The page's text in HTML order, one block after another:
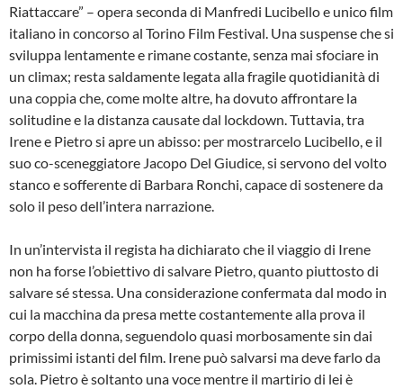
RIATTACCARE”
DI
MANFREDI
LUCIBELLO
Riattaccare” – opera seconda di Manfredi Lucibello e unico film
italiano in concorso al Torino Film Festival. Una suspense che si
sviluppa lentamente e rimane costante, senza mai sfociare in
un climax; resta saldamente legata alla fragile quotidianità di
una coppia che, come molte altre, ha dovuto affrontare la
solitudine e la distanza causate dal lockdown. Tuttavia, tra
Irene e Pietro si apre un abisso: per mostrarcelo Lucibello, e il
suo co-sceneggiatore Jacopo Del Giudice, si servono del volto
stanco e sofferente di Barbara Ronchi, capace di sostenere da
solo il peso dell’intera narrazione.
In un’intervista il regista ha dichiarato che il viaggio di Irene
non ha forse l’obiettivo di salvare Pietro, quanto piuttosto di
salvare sé stessa. Una considerazione confermata dal modo in
cui la macchina da presa mette costantemente alla prova il
corpo della donna, seguendolo quasi morbosamente sin dai
primissimi istanti del film. Irene può salvarsi ma deve farlo da
sola. Pietro è soltanto una voce mentre il martirio di lei è